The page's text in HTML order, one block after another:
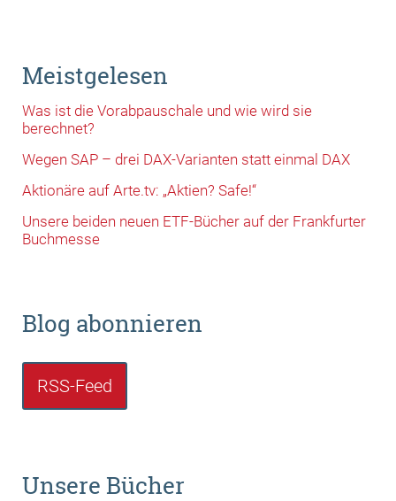
Meistgelesen
Was ist die Vorabpauschale und wie wird sie
berechnet?
Wegen SAP – drei DAX-Varianten statt einmal DAX
Aktionäre auf Arte.tv: „Aktien? Safe!“
Unsere beiden neuen ETF-Bücher auf der Frankfurter
Buchmesse
Blog abonnieren
RSS-Feed
Unsere Bücher